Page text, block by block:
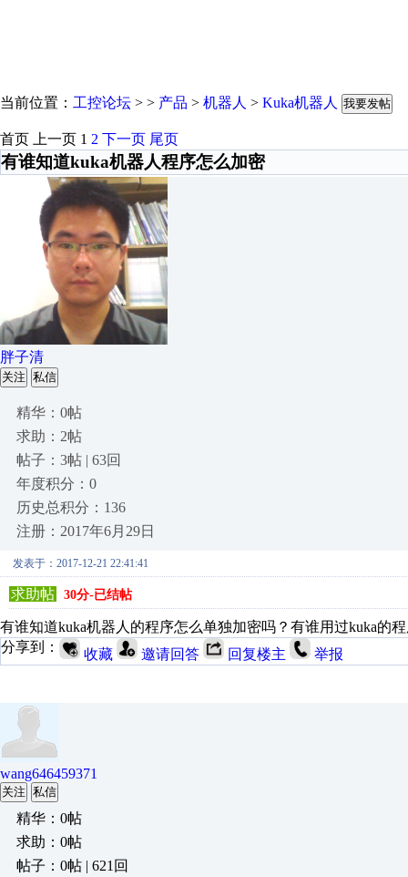
当前位置： 工控论坛 > > 产品 > 机器人 > Kuka机器人 我要发帖
首页 上一页 1 2 下一页 尾页
有谁知道kuka机器人程序怎么加密
胖子清
关注 私信
精华：0帖
求助：2帖
帖子：3帖 | 63回
年度积分：0
历史总积分：136
注册：2017年6月29日
发表于：2017-12-21 22:41:41
求助帖 30分-已结帖
有谁知道kuka机器人的程序怎么单独加密吗？有谁用过kuka的
分享到：
收藏 邀请回答 回复楼主 举报
wang646459371
关注 私信
精华：0帖
求助：0帖
帖子：0帖 | 621回